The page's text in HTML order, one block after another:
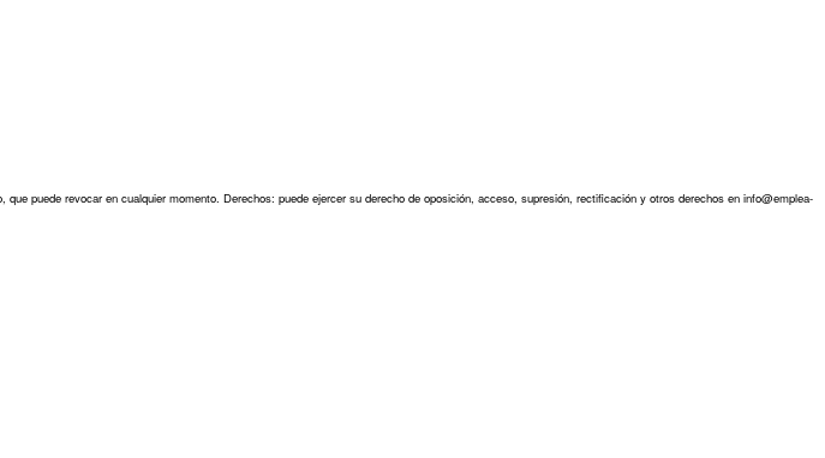
puede revocar en cualquier momento. Derechos: puede ejercer su derecho de oposición, acceso, supresión, rectificación y otros derechos en info@emplea-